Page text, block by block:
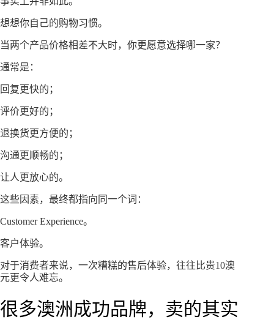
想想你自己的购物习惯。
当两个产品价格相差不大时，你更愿意选择哪一家？
通常是：
回复更快的；
评价更好的；
退换货更方便的；
沟通更顺畅的；
让人更放心的。
这些因素，最终都指向同一个词：
Customer Experience。
客户体验。
对于消费者来说，一次糟糕的售后体验，往往比贵10澳
元更令人难忘。
很多澳洲成功品牌，卖的其实